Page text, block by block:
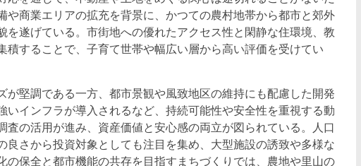
や商業エリアの拡充を背景に、かつての農村地帯から都市と郊外
を遂げている。市街地への優れたアクセス性と閑静な住環境、教
積することで、子育て世帯や幅広い層から高い評価を受けてい
が堅調である一方、都市景観や風致地区の維持にも配慮した開発
いインフラが導入されるなど、持続可能性や安全性を重視する動
査の活用が進み、資産価値と安心感の両立が図られている。人口
良さから投資対象としても注目を集め、大型施設の誘致や多様な
の保全と都市機能の共存を目指すまちづくりでは、農地や里山の